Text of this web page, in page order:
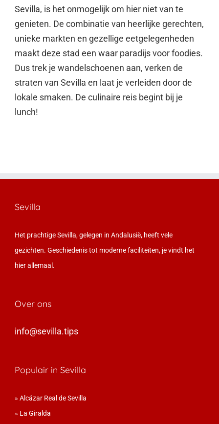
Sevilla, is het onmogelijk om hier niet van te
genieten. De combinatie van heerlijke gerechten,
unieke markten en gezellige eetgelegenheden
maakt deze stad een waar paradijs voor foodies.
Dus trek je wandelschoenen aan, verken de
straten van Sevilla en laat je verleiden door de
lokale smaken. De culinaire reis begint bij je
lunch!
Sevilla
Het prachtige Sevilla, gelegen in Andalusië, heeft vele
gezichten. Geschiedenis tot moderne faciliteiten, je vindt het
hier allemaal.
Over ons
info@sevilla.tips
Populair in Sevilla
» Alcázar Real de Sevilla
» La Giralda